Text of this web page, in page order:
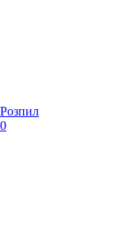
Розпил
0